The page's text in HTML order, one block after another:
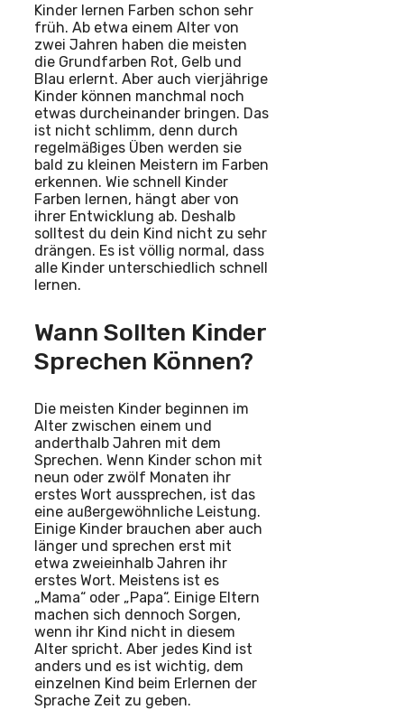
Kinder lernen Farben schon sehr
früh. Ab etwa einem Alter von
zwei Jahren haben die meisten
die Grundfarben Rot, Gelb und
Blau erlernt. Aber auch vierjährige
Kinder können manchmal noch
etwas durcheinander bringen. Das
ist nicht schlimm, denn durch
regelmäßiges Üben werden sie
bald zu kleinen Meistern im Farben
erkennen. Wie schnell Kinder
Farben lernen, hängt aber von
ihrer Entwicklung ab. Deshalb
solltest du dein Kind nicht zu sehr
drängen. Es ist völlig normal, dass
alle Kinder unterschiedlich schnell
lernen.
Wann Sollten Kinder
Sprechen Können?
Die meisten Kinder beginnen im
Alter zwischen einem und
anderthalb Jahren mit dem
Sprechen. Wenn Kinder schon mit
neun oder zwölf Monaten ihr
erstes Wort aussprechen, ist das
eine außergewöhnliche Leistung.
Einige Kinder brauchen aber auch
länger und sprechen erst mit
etwa zweieinhalb Jahren ihr
erstes Wort. Meistens ist es
„Mama“ oder „Papa“. Einige Eltern
machen sich dennoch Sorgen,
wenn ihr Kind nicht in diesem
Alter spricht. Aber jedes Kind ist
anders und es ist wichtig, dem
einzelnen Kind beim Erlernen der
Sprache Zeit zu geben.